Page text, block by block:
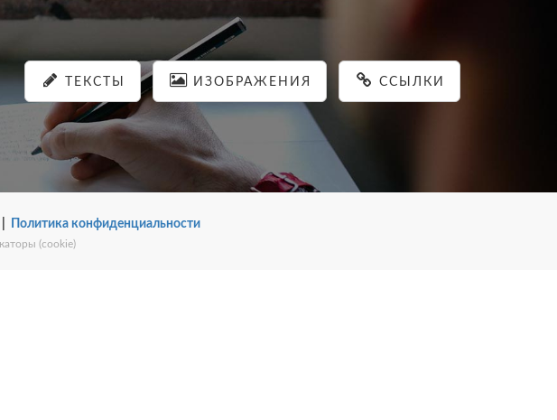
ТЕКСТЫ ИЗОБРАЖЕНИЯ ССЫЛКИ
Политика конфиденциальности
(cookie)